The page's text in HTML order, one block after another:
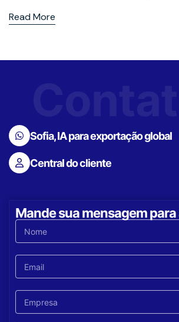
Read More
Sofia, IA para exportação global
Central do cliente
Mande sua mensagem para